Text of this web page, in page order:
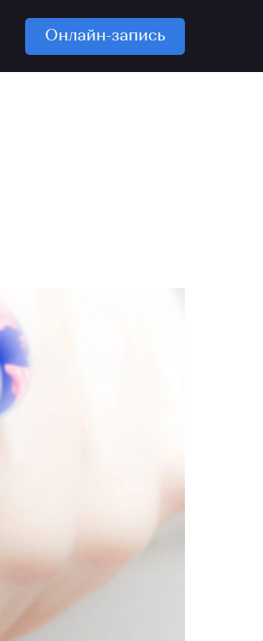
Онлайн-запись